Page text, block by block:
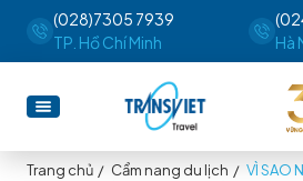
(028)7305 7939
TP. Hồ Chí Minh
Hà
Trang chủ / Cẩm nang du lịch / VÌ SAO